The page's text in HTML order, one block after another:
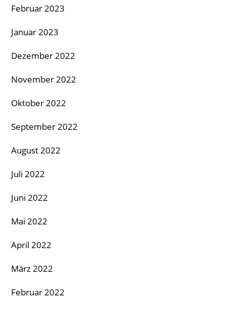
Februar 2023
Januar 2023
Dezember 2022
November 2022
Oktober 2022
September 2022
August 2022
Juli 2022
Juni 2022
Mai 2022
April 2022
März 2022
Februar 2022